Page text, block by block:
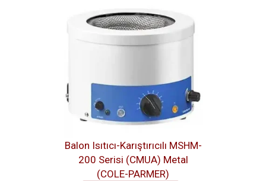
Balon Isıtıcı-Karıştırıcılı MSHM-
200 Serisi (CMUA) Metal
(COLE-PARMER)